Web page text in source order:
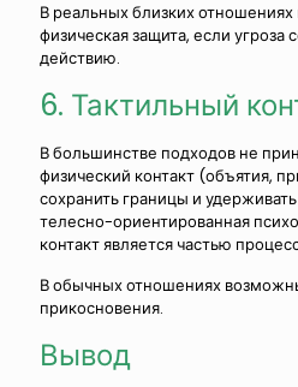
В реальных близких отношениях
физическая защита, если угроза
действию.
6. Тактильный
В большинстве подходов не
физический контакт (объятия,
сохранить границы и
телесно-ориентированная
контакт является частью
В обычных отношениях
прикосновения.
Вывод